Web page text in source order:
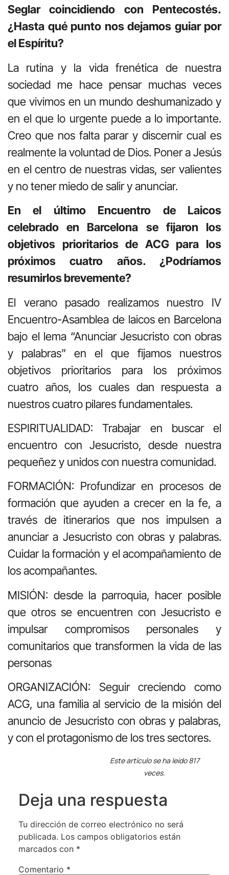
Seglar coincidiendo con Pentecostés.
¿Hasta qué punto nos dejamos guiar por
el Espíritu?
La rutina y la vida frenética de nuestra
sociedad me hace pensar muchas veces
que vivimos en un mundo deshumanizado y
en el que lo urgente puede a lo importante.
Creo que nos falta parar y discernir cual es
realmente la voluntad de Dios. Poner a Jesús
en el centro de nuestras vidas, ser valientes
y no tener miedo de salir y anunciar.
En el último Encuentro de Laicos
celebrado en Barcelona se fijaron los
objetivos prioritarios de ACG para los
próximos cuatro años. ¿Podríamos
resumirlos brevemente?
El verano pasado realizamos nuestro IV
Encuentro-Asamblea de laicos en Barcelona
bajo el lema “Anunciar Jesucristo con obras
y palabras” en el que fijamos nuestros
objetivos prioritarios para los próximos
cuatro años, los cuales dan respuesta a
nuestros cuatro pilares fundamentales.
ESPIRITUALIDAD: Trabajar en buscar el
encuentro con Jesucristo, desde nuestra
pequeñez y unidos con nuestra comunidad.
FORMACIÓN: Profundizar en procesos de
formación que ayuden a crecer en la fe, a
través de itinerarios que nos impulsen a
anunciar a Jesucristo con obras y palabras.
Cuidar la formación y el acompañamiento de
los acompañantes.
MISIÓN: desde la parroquia, hacer posible
que otros se encuentren con Jesucristo e
impulsar compromisos personales y
comunitarios que transformen la vida de las
personas
ORGANIZACIÓN: Seguir creciendo como
ACG, una familia al servicio de la misión del
anuncio de Jesucristo con obras y palabras,
y con el protagonismo de los tres sectores.
Este artículo se ha leído 817
veces.
Deja una respuesta
Tu dirección de correo electrónico no será
publicada. Los campos obligatorios están
marcados con *
Comentario *